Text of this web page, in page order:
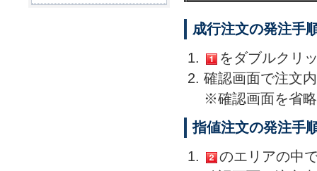
成行注文の発注手
をダブルクリ
確認画面で注文
※確認画面を省
指値注文の発注手
のエリアの中